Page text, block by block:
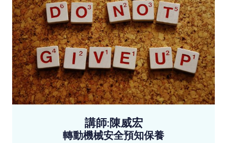
講師:陳威宏
轉動機械安全預知保養